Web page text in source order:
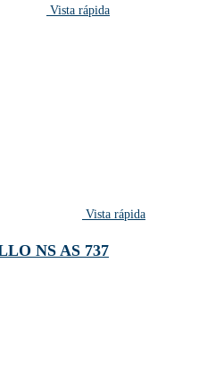
Vista rápida
Vista rápida
NS AS 737